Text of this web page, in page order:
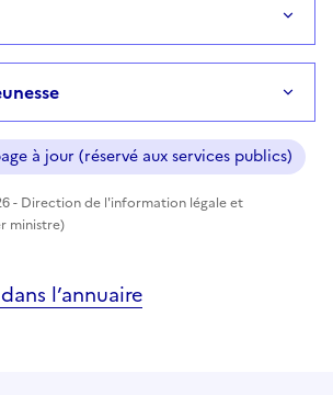
à jour (réservé aux services publics)
- Direction de l'information légale et
ministre)
l’annuaire